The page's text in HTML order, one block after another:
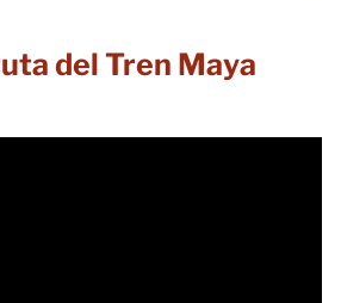
del Tren Maya